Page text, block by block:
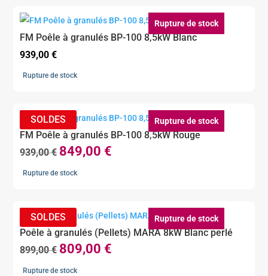
Rupture de stock
FM Poêle à granulés BP-100 8,5kW Blanc
939,00€
Rupture de stock
Rupture de stock
FM Poêle à granulés BP-100 8,5kW Rouge
939,00€ Le
prix
939,00 €.
849,00 €
849,00 €.
Rupture de stock
Rupture de stock
Poêle à granulés (Pellets) MARA 8kW Blanc perlé
899,00€ Le
prix
809,00 €
Rupture de stock